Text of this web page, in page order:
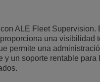
hotelero
CPaaS
IoT
Purple
Single
y seguridad
ALE Fleet Supervision.
una visibilidad
permite una
y un soporte rentable para